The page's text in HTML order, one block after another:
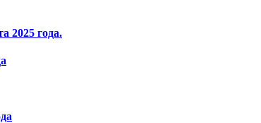
2025 года.